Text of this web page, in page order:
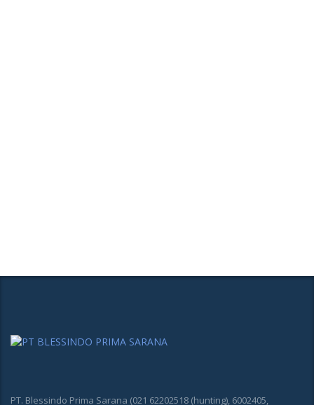
PT. Blessindo Prima Sarana (021 62202518 (hunting), 6002405,